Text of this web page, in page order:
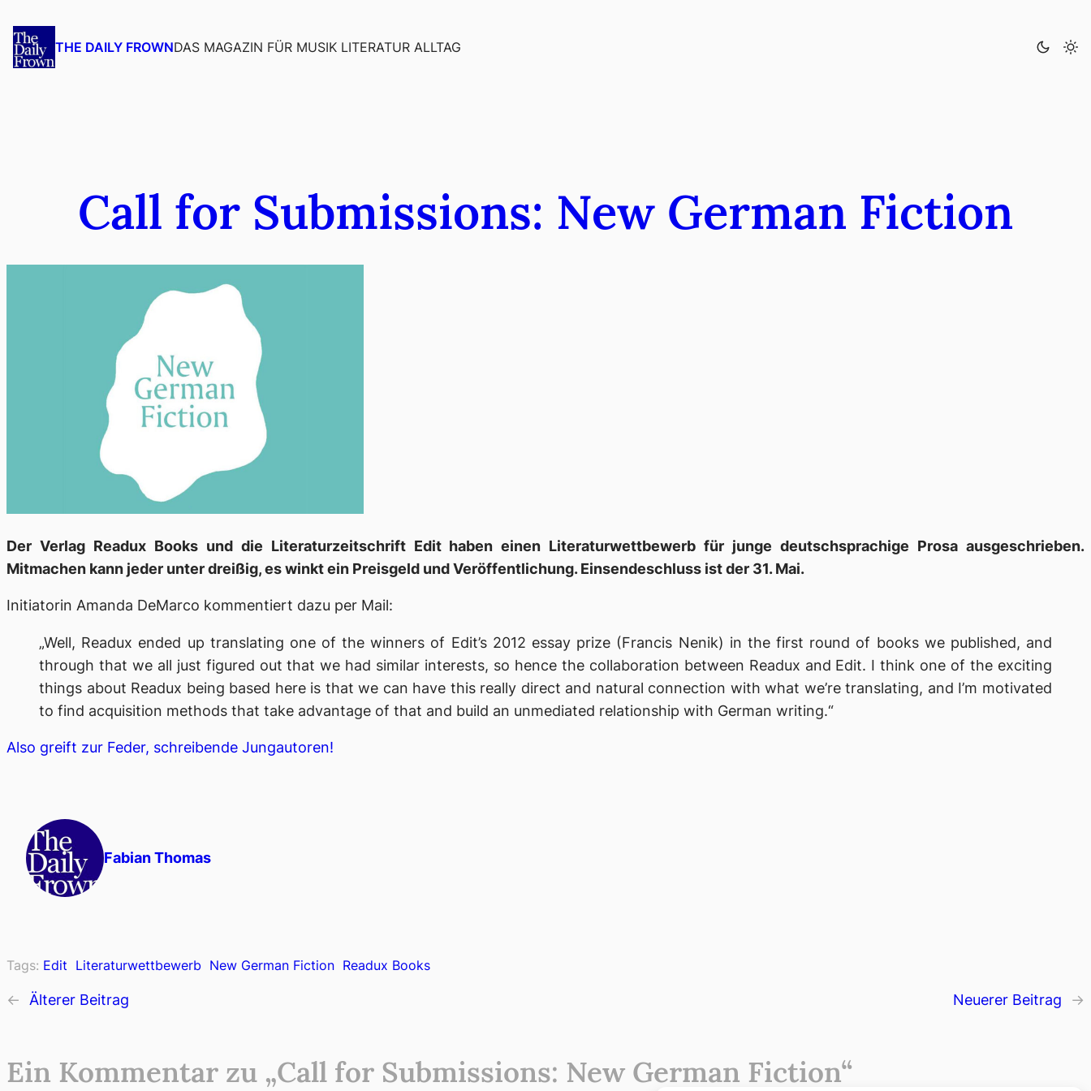
Inhalt
springen
THE DAILY FROWNDAS MAGAZIN FÜR MUSIK LITERATUR ALLTAG
Call for Submissions: New German Fiction
Der Verlag Readux Books und die Literaturzeitschrift Edit haben einen Literaturwettbewerb für junge deutschsprachige Prosa ausgeschrieben.
Mitmachen kann jeder unter dreißig, es winkt ein Preisgeld und Veröffentlichung. Einsendeschluss ist der 31. Mai.
Initiatorin Amanda DeMarco kommentiert dazu per Mail:
„Well, Readux ended up translating one of the winners of Edit’s 2012 essay prize (Francis Nenik) in the first round of books we published, and
through that we all just figured out that we had similar interests, so hence the collaboration between Readux and Edit. I think one of the exciting
things about Readux being based here is that we can have this really direct and natural connection with what we’re translating, and I’m motivated
to find acquisition methods that take advantage of that and build an unmediated relationship with German writing.“
Also greift zur Feder, schreibende Jungautoren!
Fabian Thomas
Tags: Edit Literaturwettbewerb New German Fiction Readux Books
← Älterer Beitrag Neuerer Beitrag →
Ein Kommentar zu „Call for Submissions: New German Fiction“